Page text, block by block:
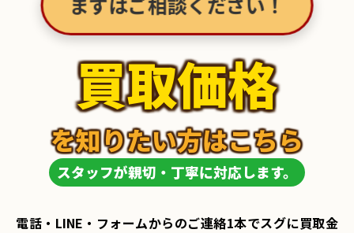
まずはご相談ください！
買取価格
スタッフが親切・丁寧に対応します。
を知りたい方はこちら
電話・LINE・フォームからのご連絡1本でスグに買取金